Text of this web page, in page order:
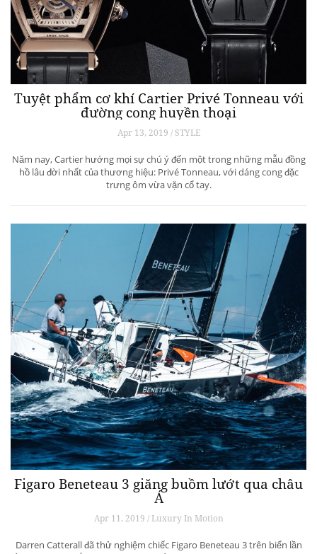
Tuyệt phẩm cơ khí Cartier Privé Tonneau với
đường cong huyền thoại
Apr 13, 2019 / STYLE
Năm nay, Cartier hướng mọi sự chú ý đến một trong những mẫu đồng
hồ lâu đời nhất của thương hiệu: Privé Tonneau, với dáng cong đặc
trưng ôm vừa vặn cổ tay.
Figaro Beneteau 3 giăng buồm lướt qua châu
Á
Apr 11, 2019 / Luxury In Motion
Darren Catterall đã thử nghiệm chiếc Figaro Beneteau 3 trên biển lần